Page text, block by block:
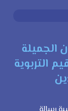
الجميلة
التربوية